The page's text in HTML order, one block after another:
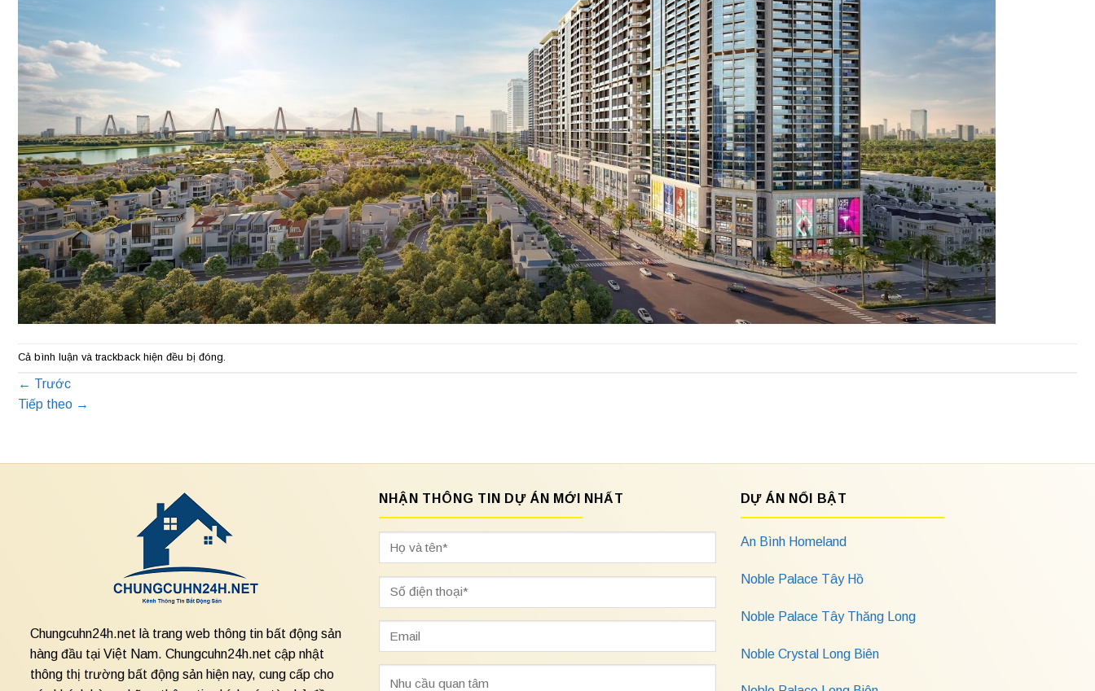
Cả bình luận và trackback hiện đều bị đóng.
← Trước
Tiếp theo →
Chungcuhn24h.net là trang web thông tin bất động sản
hàng đầu tại Việt Nam. Chungcuhn24h.net cập nhật
thông thị trường bất động sản hiện nay, cung cấp cho
NHẬN THÔNG TIN DỰ ÁN MỚI NHẤT DỰ ÁN NỔI BẬT
An Bình Homeland
Noble Palace Tây Hồ
Noble Palace Tây Thăng Long
Noble Crystal Long Biên